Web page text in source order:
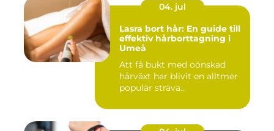
04. jul
Lasra bort hår: En guide till
effektiv hårborttagning i
Umeå
Att få bukt med oönskad
hårväxt har blivit en alltmer
populär sträva...